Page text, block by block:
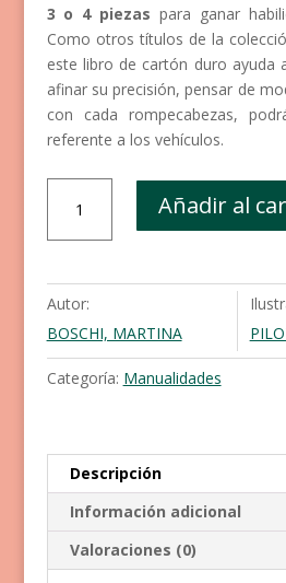
3 o 4 piezas para ganar
Como otros títulos de la
este libro de cartón duro ayuda
afinar su precisión, pensar de
con cada rompecabezas,
referente a los vehículos.
puzles.
Vehículos
Añadir al
Autor:
BOSCHI, MARTINA
Categoría: Manualidades
Descripción
Información adicional
Valoraciones (0)